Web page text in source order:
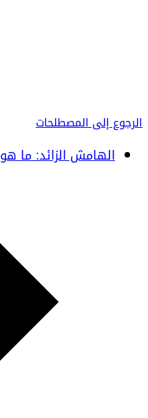
الرجوع إلى المصطلحات
الهامش الزائد: ما